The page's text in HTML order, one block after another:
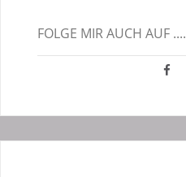
FOLGE MIR AUCH AUF ....